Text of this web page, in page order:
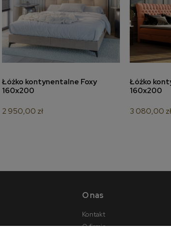
Łóżko kontynentalne Foxy
160x200
2 950,00 zł
Łóżko
160x200
3 080,00 zł
O nas
Kontakt
O firmie